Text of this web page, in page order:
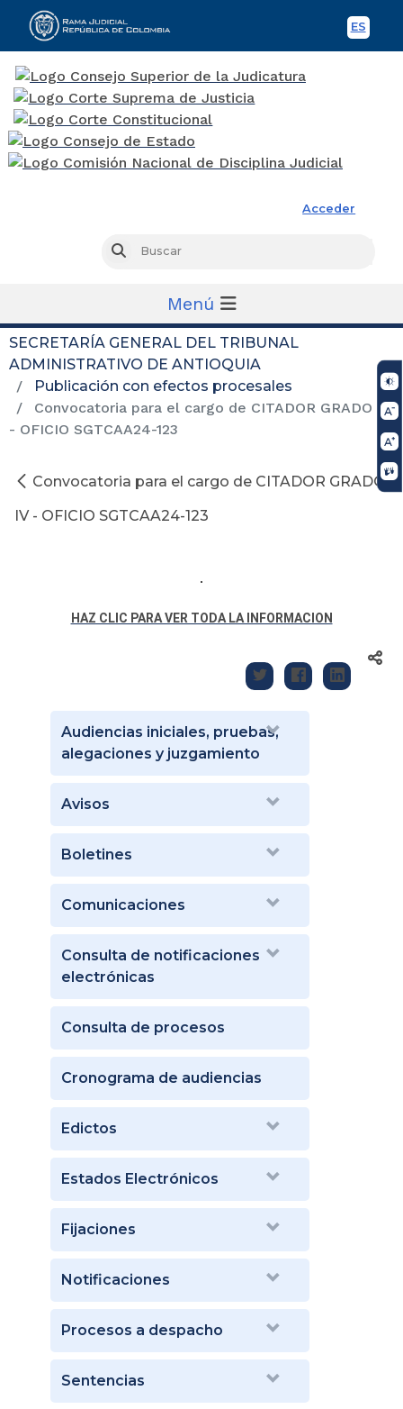
ES
Acceder
Buscar
Menú
SECRETARÍA GENERAL DEL TRIBUNAL
ADMINISTRATIVO DE ANTIOQUIA
Publicación con efectos procesales
Convocatoria para el cargo de CITADOR GRADO IV
- OFICIO SGTCAA24-123
Convocatoria para el cargo de CITADOR GRADO
IV - OFICIO SGTCAA24-123
HAZ CLIC PARA VER TODA LA INFORMACION
Audiencias iniciales, pruebas,
alegaciones y juzgamiento
Avisos
Boletines
Comunicaciones
Consulta de notificaciones
electrónicas
Consulta de procesos
Cronograma de audiencias
Edictos
Estados Electrónicos
Fijaciones
Notificaciones
Procesos a despacho
Sentencias